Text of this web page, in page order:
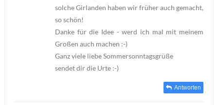
solche Girlanden haben wir früher auch gemacht,
so schön!
Danke für die Idee - werd ich mal mit meinem
Großen auch machen :-)
Ganz viele liebe Sommersonntagsgrüße
sendet dir die Urte :-)
Antworten